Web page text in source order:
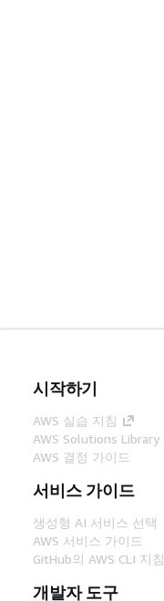
시작하기
AWS 실습 지침
AWS Solutions Library
AWS 결정 가이드
서비스 가이드
생성형 AI 서비스 선택
AWS 서비스 가이드
GitHub의 AWS CLI 지침
개발자 도구